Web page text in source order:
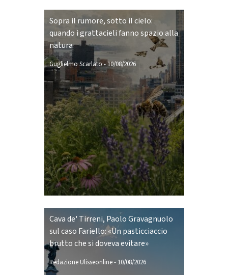
Sopra il rumore, sotto il cielo:
quando i grattacieli fanno spazio alla
natura
Guglielmo Scarlato-10/08/2026
Cava de' Tirreni, Paolo Gravagnuolo
sul caso Fariello: «Un pasticciaccio
brutto che si doveva evitare»
Redazione Ulisseonline- 10/08/2026